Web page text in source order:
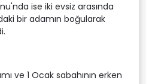
ise iki evsiz arasında
bir adamın boğularak
ve 1 Ocak sabahının erken